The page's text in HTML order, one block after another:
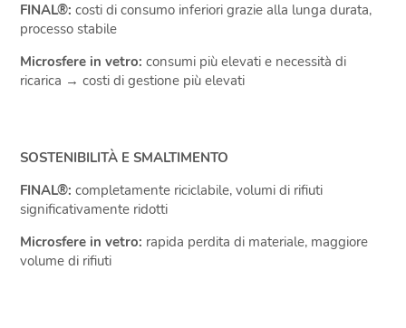
FINAL®: costi di consumo inferiori grazie alla lunga durata,
processo stabile
Microsfere in vetro: consumi più elevati e necessità di
ricarica → costi di gestione più elevati
SOSTENIBILITÀ E SMALTIMENTO
FINAL®:completamente riciclabile, volumi di rifiuti
significativamente ridotti
Microsfere in vetro: rapida perdita di materiale, maggiore
volume di rifiuti